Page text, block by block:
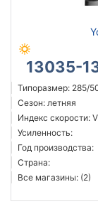
13035-
Типоразмер: 285/
Сезон: летняя
Индекс скорости: V
Усиленность:
Год производства:
Страна:
Все магазины: (2)